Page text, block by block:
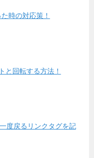
時の対応策！
と回転する方法！
度戻るリンクタグを記